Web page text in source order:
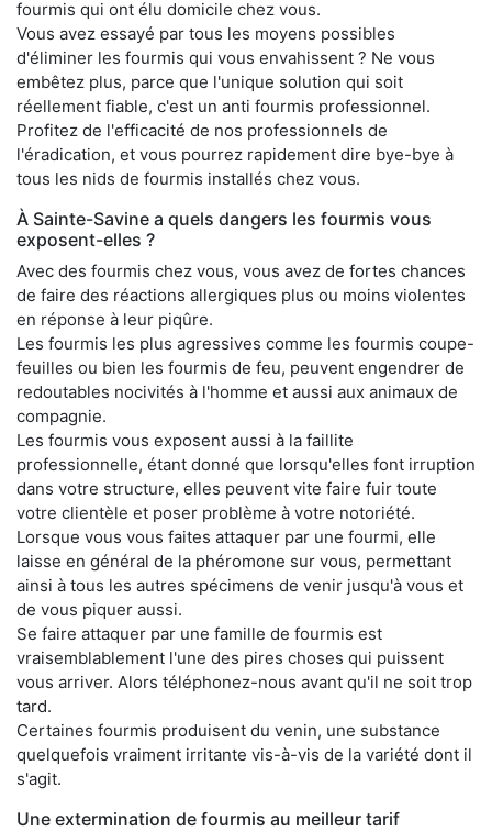
fourmis qui ont élu domicile chez vous.
Vous avez essayé par tous les moyens possibles
d'éliminer les fourmis qui vous envahissent ? Ne vous
embêtez plus, parce que l'unique solution qui soit
réellement fiable, c'est un anti fourmis professionnel.
Profitez de l'efficacité de nos professionnels de
l'éradication, et vous pourrez rapidement dire bye-bye à
tous les nids de fourmis installés chez vous.
À Sainte-Savine a quels dangers les fourmis vous
exposent-elles ?
Avec des fourmis chez vous, vous avez de fortes chances
de faire des réactions allergiques plus ou moins violentes
en réponse à leur piqûre.
Les fourmis les plus agressives comme les fourmis coupe-
feuilles ou bien les fourmis de feu, peuvent engendrer de
redoutables nocivités à l'homme et aussi aux animaux de
compagnie.
Les fourmis vous exposent aussi à la faillite
professionnelle, étant donné que lorsqu'elles font irruption
dans votre structure, elles peuvent vite faire fuir toute
votre clientèle et poser problème à votre notoriété.
Lorsque vous vous faites attaquer par une fourmi, elle
laisse en général de la phéromone sur vous, permettant
ainsi à tous les autres spécimens de venir jusqu'à vous et
de vous piquer aussi.
Se faire attaquer par une famille de fourmis est
vraisemblablement l'une des pires choses qui puissent
vous arriver. Alors téléphonez-nous avant qu'il ne soit trop
tard.
Certaines fourmis produisent du venin, une substance
quelquefois vraiment irritante vis-à-vis de la variété dont il
s'agit.
Une extermination de fourmis au meilleur tarif